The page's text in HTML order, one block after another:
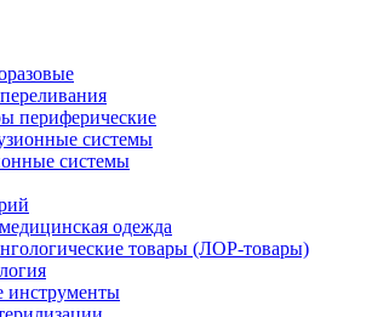
периферические
системы
системы
одежда
товары (ЛОР-товары)
инструменты